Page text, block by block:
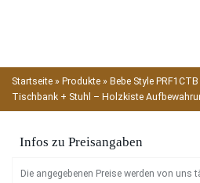
Startseite » Produkte » Bebe Style
Tischbank + Stuhl – Holzkiste
Infos zu Preisangaben
Die angegebenen Preise werden von uns